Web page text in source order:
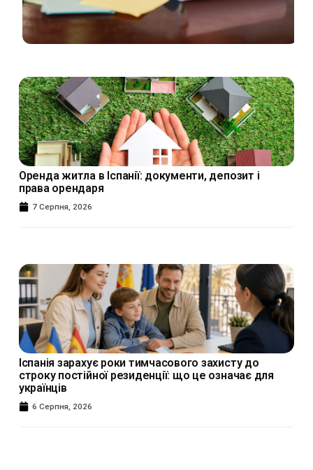
Оренда житла в Іспанії: документи, депозит і
права орендаря
7 Серпня, 2026
Іспанія зарахує роки тимчасового захисту до
строку постійної резиденції: що це означає для
українців
6 Серпня, 2026